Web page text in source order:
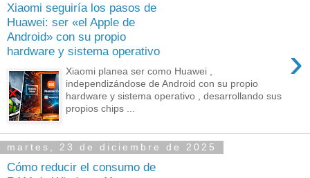
Xiaomi seguiría los pasos de
Huawei: ser «el Apple de
Android» con su propio
hardware y sistema operativo
›
Xiaomi planea ser como Huawei ,
independizándose de Android con su propio
hardware y sistema operativo , desarrollando sus
propios chips ...
martes, 23 de diciembre de 2025
Cómo reducir el consumo de